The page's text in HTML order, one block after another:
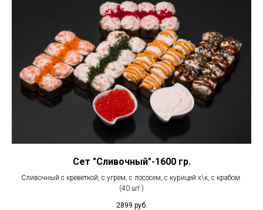
Сет "Сливочный"-1600 гр.
Сливочный с креветкой, с угрем, с лососем, с курицей х\к, с крабом.
(40 шт.)
2899 руб.